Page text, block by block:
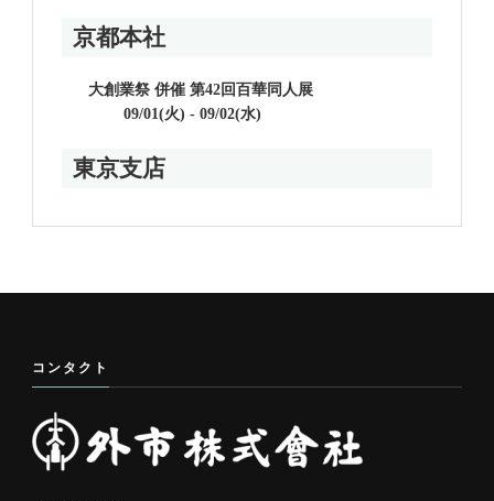
京都本社
大創業祭 併催 第42回百華同人展
09/01(火) - 09/02(水)
東京支店
コンタクト